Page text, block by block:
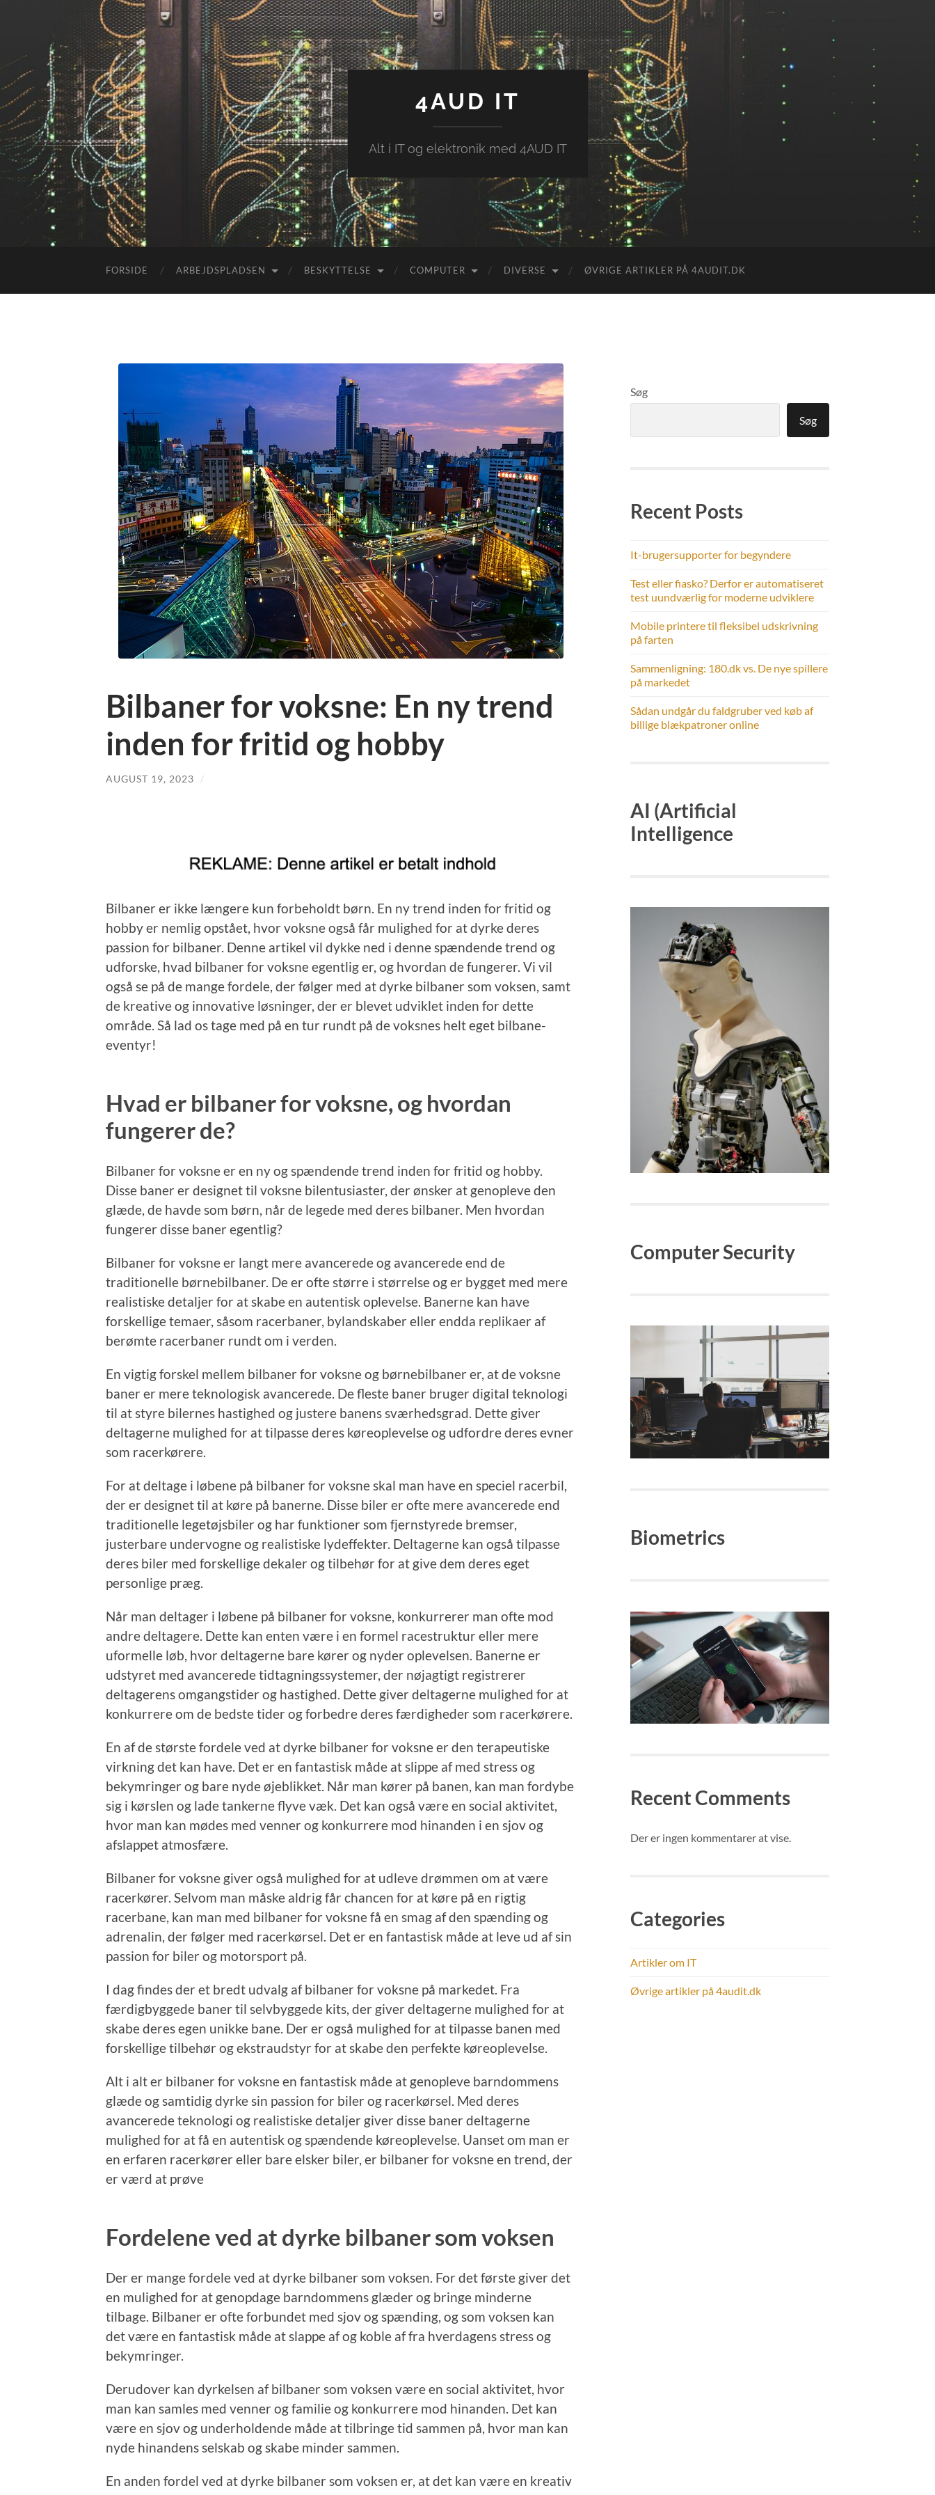
4AUD IT
Alt i IT og elektronik med 4AUD IT
FORSIDE ARBEJDSPLADSEN BESKYTTELSE COMPUTER DIVERSE ØVRIGE ARTIKLER PÅ 4AUDIT.DK
Bilbaner for voksne: En ny trend
inden for fritid og hobby
AUGUST 19, 2023 /
Bilbaner er ikke længere kun forbeholdt børn. En ny trend inden for fritid og
hobby er nemlig opstået, hvor voksne også får mulighed for at dyrke deres
passion for bilbaner. Denne artikel vil dykke ned i denne spændende trend og
udforske, hvad bilbaner for voksne egentlig er, og hvordan de fungerer. Vi vil
også se på de mange fordele, der følger med at dyrke bilbaner som voksen, samt
de kreative og innovative løsninger, der er blevet udviklet inden for dette
område. Så lad os tage med på en tur rundt på de voksnes helt eget bilbane-
eventyr!
Hvad er bilbaner for voksne, og hvordan
fungerer de?
Bilbaner for voksne er en ny og spændende trend inden for fritid og hobby.
Disse baner er designet til voksne bilentusiaster, der ønsker at genopleve den
glæde, de havde som børn, når de legede med deres bilbaner. Men hvordan
fungerer disse baner egentlig?
Bilbaner for voksne er langt mere avancerede og avancerede end de
traditionelle børnebilbaner. De er ofte større i størrelse og er bygget med mere
realistiske detaljer for at skabe en autentisk oplevelse. Banerne kan have
forskellige temaer, såsom racerbaner, bylandskaber eller endda replikaer af
berømte racerbaner rundt om i verden.
En vigtig forskel mellem bilbaner for voksne og børnebilbaner er, at de voksne
baner er mere teknologisk avancerede. De fleste baner bruger digital teknologi
til at styre bilernes hastighed og justere banens sværhedsgrad. Dette giver
deltagerne mulighed for at tilpasse deres køreoplevelse og udfordre deres evner
som racerkørere.
For at deltage i løbene på bilbaner for voksne skal man have en speciel racerbil,
der er designet til at køre på banerne. Disse biler er ofte mere avancerede end
traditionelle legetøjsbiler og har funktioner som fjernstyrede bremser,
justerbare undervogne og realistiske lydeffekter. Deltagerne kan også tilpasse
deres biler med forskellige dekaler og tilbehør for at give dem deres eget
personlige præg.
Når man deltager i løbene på bilbaner for voksne, konkurrerer man ofte mod
andre deltagere. Dette kan enten være i en formel racestruktur eller mere
uformelle løb, hvor deltagerne bare kører og nyder oplevelsen. Banerne er
udstyret med avancerede tidtagningssystemer, der nøjagtigt registrerer
deltagerens omgangstider og hastighed. Dette giver deltagerne mulighed for at
konkurrere om de bedste tider og forbedre deres færdigheder som racerkørere.
En af de største fordele ved at dyrke bilbaner for voksne er den terapeutiske
virkning det kan have. Det er en fantastisk måde at slippe af med stress og
bekymringer og bare nyde øjeblikket. Når man kører på banen, kan man fordybe
sig i kørslen og lade tankerne flyve væk. Det kan også være en social aktivitet,
hvor man kan mødes med venner og konkurrere mod hinanden i en sjov og
afslappet atmosfære.
Bilbaner for voksne giver også mulighed for at udleve drømmen om at være
racerkører. Selvom man måske aldrig får chancen for at køre på en rigtig
racerbane, kan man med bilbaner for voksne få en smag af den spænding og
adrenalin, der følger med racerkørsel. Det er en fantastisk måde at leve ud af sin
passion for biler og motorsport på.
I dag findes der et bredt udvalg af bilbaner for voksne på markedet. Fra
færdigbyggede baner til selvbyggede kits, der giver deltagerne mulighed for at
skabe deres egen unikke bane. Der er også mulighed for at tilpasse banen med
forskellige tilbehør og ekstraudstyr for at skabe den perfekte køreoplevelse.
Alt i alt er bilbaner for voksne en fantastisk måde at genopleve barndommens
glæde og samtidig dyrke sin passion for biler og racerkørsel. Med deres
avancerede teknologi og realistiske detaljer giver disse baner deltagerne
mulighed for at få en autentisk og spændende køreoplevelse. Uanset om man er
en erfaren racerkører eller bare elsker biler, er bilbaner for voksne en trend, der
er værd at prøve
Fordelene ved at dyrke bilbaner som voksen
Der er mange fordele ved at dyrke bilbaner som voksen. For det første giver det
en mulighed for at genopdage barndommens glæder og bringe minderne
tilbage. Bilbaner er ofte forbundet med sjov og spænding, og som voksen kan
det være en fantastisk måde at slappe af og koble af fra hverdagens stress og
bekymringer.
Derudover kan dyrkelsen af bilbaner som voksen være en social aktivitet, hvor
man kan samles med venner og familie og konkurrere mod hinanden. Det kan
være en sjov og underholdende måde at tilbringe tid sammen på, hvor man kan
nyde hinandens selskab og skabe minder sammen.
En anden fordel ved at dyrke bilbaner som voksen er, at det kan være en kreativ
Søg
Søg
Recent Posts
It-brugersupporter for begyndere
Test eller fiasko? Derfor er automatiseret
test uundværlig for moderne udviklere
Mobile printere til fleksibel udskrivning
på farten
Sammenligning: 180.dk vs. De nye spillere
på markedet
Sådan undgår du faldgruber ved køb af
billige blækpatroner online
AI (Artificial
Intelligence
Computer Security
Biometrics
Recent Comments
Der er ingen kommentarer at vise.
Categories
Artikler om IT
Øvrige artikler på 4audit.dk